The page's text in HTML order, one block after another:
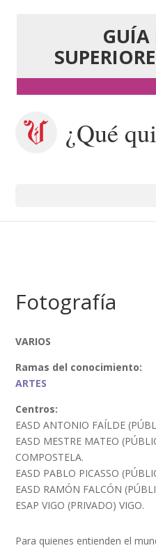
GUÍA
¿Qué
Fotografía
VARIOS
Ramas del conocimiento:
ARTES
Centros:
EASD ANTONIO FAÍLDE
EASD MESTRE MATEO
COMPOSTELA.
EASD PABLO PICASSO
EASD RAMÓN FALCÓN
ESAP VIGO (PRIVADO) VIGO.
Para quienes entienden el